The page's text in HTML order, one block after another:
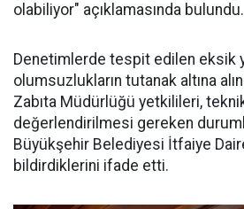
olabiliyor" açıklamasında bulundu.
Denetimlerde tespit edilen eksik
olumsuzlukların tutanak altına
Zabıta Müdürlüğü yetkilileri,
değerlendirilmesi gereken
Büyükşehir Belediyesi İtfaiye
bildirdiklerini ifade etti.